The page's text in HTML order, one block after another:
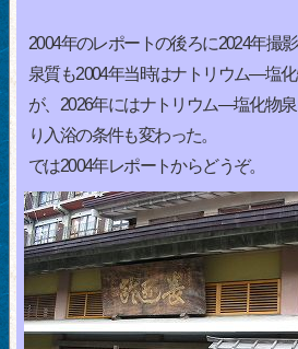
2004年のレポートの後ろに2024年撮
泉質も2004年当時はナトリウム―塩
が、2026年にはナトリウム―塩化物
り入浴の条件も変わった。
では2004年レポートからどうぞ。